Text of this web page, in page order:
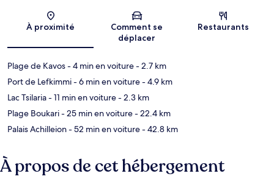
Carte
À proximité
Comment se
déplacer
Restaurants
Plage de Kavos- 4 min en voiture- 2.7 km
Port de Lefkimmi- 6 min en voiture- 4.9 km
Lac Tsilaria- 11 min en voiture- 2.3 km
Plage Boukari- 25 min en voiture- 22.4 km
Palais Achilleion- 52 min en voiture- 42.8 km
À propos de cet hébergement